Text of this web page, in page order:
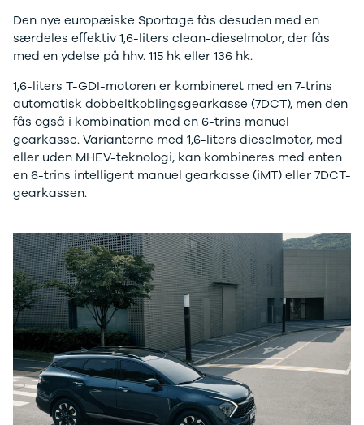
Mazda
Se alle
Mazda
Elbil
CX-5
CX-30
CX-3
2
3
6
CX-60
Mercedes
Se alle
Mercedes
Elbil
A-klasse
A180 d
A200
A200 d
B180 d
B180
Den nye europæiske Sportage fås desuden med en
særdeles effektiv 1,6-liters clean-dieselmotor, der fås
med en ydelse på hhv. 115 hk eller 136 hk.
1,6-liters T-GDI-motoren er kombineret med en 7-trins
automatisk dobbeltkoblingsgearkasse (7DCT), men den
fås også i kombination med en 6-trins manuel
gearkasse. Varianterne med 1,6-liters dieselmotor, med
eller uden MHEV-teknologi, kan kombineres med enten
en 6-trins intelligent manuel gearkasse (iMT) eller 7DCT-
gearkassen.